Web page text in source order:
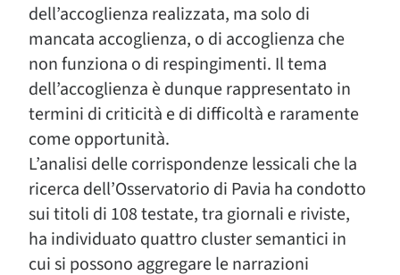
dell’accoglienza realizzata, ma solo di
mancata accoglienza, o di accoglienza che
non funziona o di respingimenti. Il tema
dell’accoglienza è dunque rappresentato in
termini di criticità e di difficoltà e raramente
come opportunità.
L’analisi delle corrispondenze lessicali che la
ricerca dell’Osservatorio di Pavia ha condotto
sui titoli di 108 testate, tra giornali e riviste,
ha individuato quattro cluster semantici in
cui si possono aggregare le narrazioni